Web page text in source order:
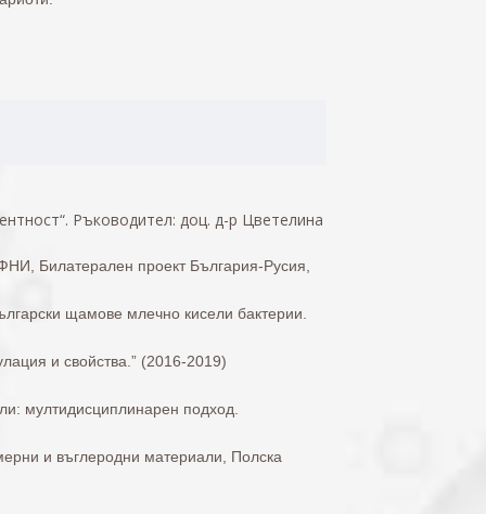
Ръководител: доц. д-р Цветелина
Билатерален проект България-Русия,
щамове млечно кисели бактерии.
и свойства.” (2016-2019)
мултидисциплинарен подход.
и въглеродни материали, Полска